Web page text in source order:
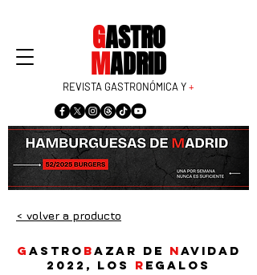
GASTRO
MADRID
REVISTA GASTRONÓMICA Y+
< volver a producto
G astro Bazar de Navidad
2022, los r egalos